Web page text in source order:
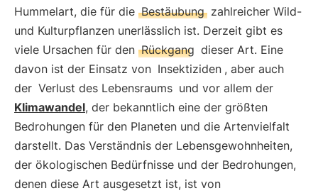
Hummelart, die für die Bestäubung zahlreicher Wild-
und Kulturpflanzen unerlässlich ist. Derzeit gibt es
viele Ursachen für den Rückgang dieser Art. Eine
davon ist der Einsatz von Insektiziden , aber auch
der Verlust des Lebensraums und vor allem der
Klimawandel, der bekanntlich eine der größten
Bedrohungen für den Planeten und die Artenvielfalt
darstellt. Das Verständnis der Lebensgewohnheiten,
der ökologischen Bedürfnisse und der Bedrohungen,
denen diese Art ausgesetzt ist, ist von